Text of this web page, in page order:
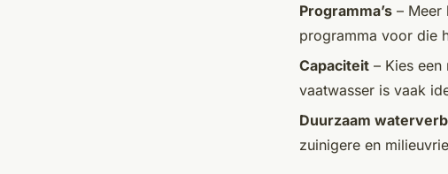
Programma’s – Meer
programma voor die
Capaciteit – Kies
vaatwasser is vaak
Duurzaam
zuinigere en